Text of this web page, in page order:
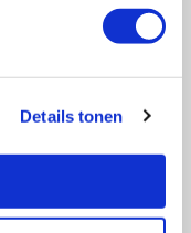
Details tonen